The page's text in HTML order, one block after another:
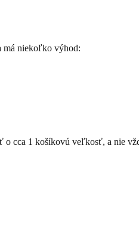
má niekoľko výhod:
cca 1 košíkovú veľkosť, a nie